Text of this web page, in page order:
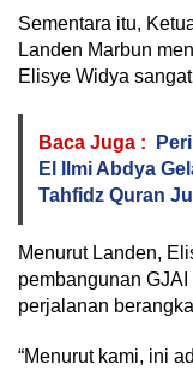
Sementara itu,
Landen Marbun
Elisye Widya
Baca Juga :
El Ilmi Abdya
Tahfidz Quran
Menurut Landen,
pembangunan
perjalanan
“Menurut kami, ini